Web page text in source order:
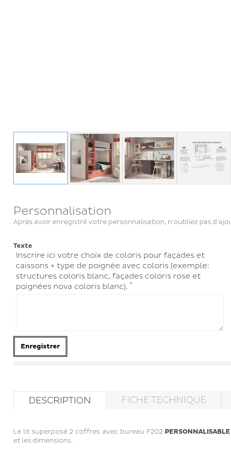
Personnalisation
Après avoir enregistré votre personnalisation, n'oubliez pas
Texte
Inscrire ici votre choix de coloris pour façades et
caissons + type de poignée avec coloris (exemple:
structures coloris blanc, façades coloris rose et
poignées nova coloris blanc). *
Enregistrer
DESCRIPTION FICHE TECHNIQUE
Le lit superposé 2 coffres avec bureau F202 PERSONNALISABLE
et les dimensions.